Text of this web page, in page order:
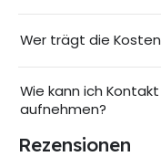
Wer trägt die
Wie kann ich
aufnehmen?
Rezensionen